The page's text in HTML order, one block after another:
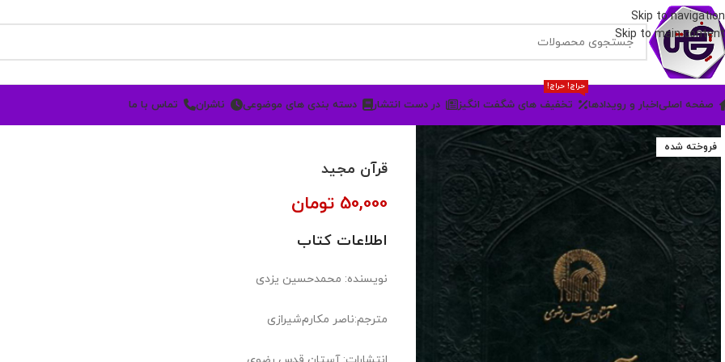
Skip to navigation
Skip to main content
صفحه اصلیاخبار و رویدادها تخفیف های شگفت انگیز
حراج! حراج!
در دست انتشار دسته بندی های موضوعی ناشران تماس با ما
فروخته شده
قرآن مجید
50,000 تومان
اطلاعات کتاب
نویسنده: محمدحسین یزدی
مترجم:ناصر مکارم‌شیرازی